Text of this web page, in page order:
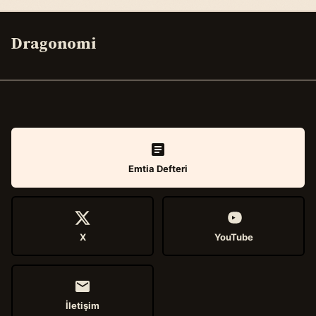
Dragonomi
Emtia Defteri
X YouTube
İletişim